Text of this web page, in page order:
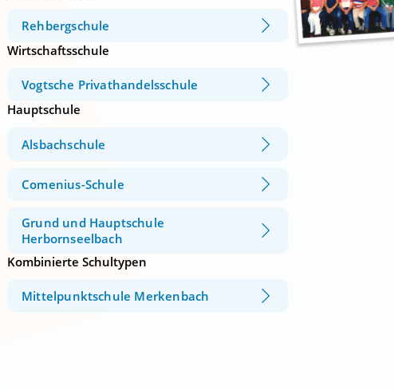
Rehbergschule
Wirtschaftsschule
Vogtsche Privathandelsschule
Hauptschule
Alsbachschule
Comenius-Schule
Grund und Hauptschule
Herbornseelbach
Kombinierte Schultypen
Mittelpunktschule Merkenbach